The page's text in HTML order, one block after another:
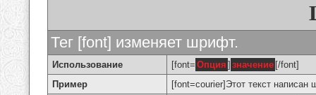
Тег [font] изменяет шрифт.
Использование [font= Опция ] значение [/font]
Пример
[font=courier]Этот текст